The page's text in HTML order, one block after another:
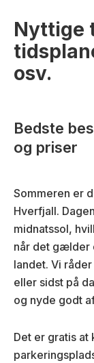
Nyttige
osv.
Bedste
og priser
Sommeren er
Hverfjall.
midnatssol,
når det gælder
landet. Vi
eller sidst på
og nyde godt
Det er gratis at